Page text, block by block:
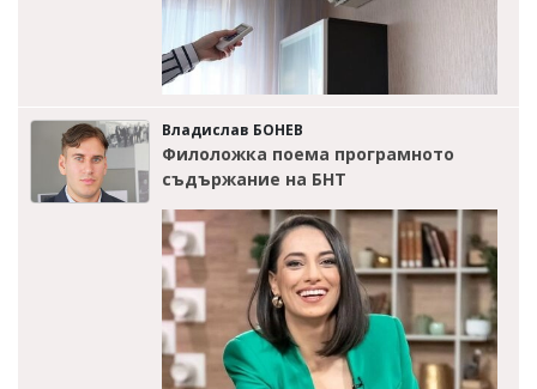
Владислав БОНЕВ
Филоложка поема програмното
съдържание на БНТ